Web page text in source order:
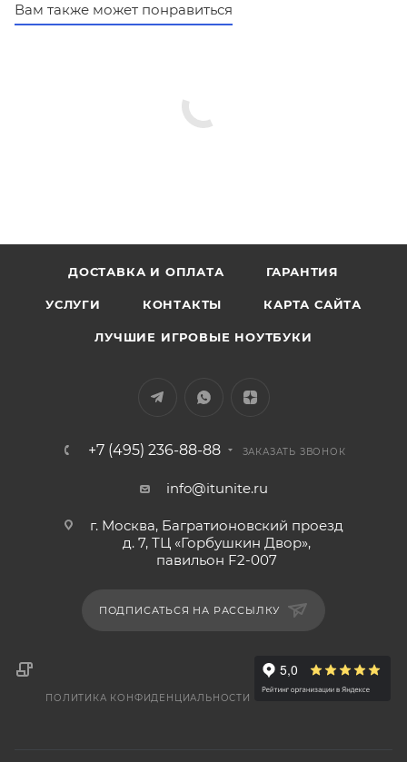
Вам также может понравиться
ДОСТАВКА И ОПЛАТА ГАРАНТИЯ
УСЛУГИ КОНТАКТЫ КАРТА САЙТА
ЛУЧШИЕ ИГРОВЫЕ НОУТБУКИ
+7 (495) 236-88-88 ЗАКАЗАТЬ ЗВОНОК
info@itunite.ru
г. Москва, Багратионовский проезд
д. 7, ТЦ «Горбушкин Двор»,
павильон F2-007
ПОДПИСАТЬСЯ НА РАССЫЛКУ
ПОЛИТИКА КОНФИДЕНЦИАЛЬНОСТИ